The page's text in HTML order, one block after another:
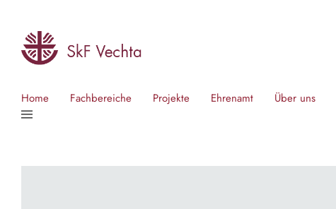
Home Fachbereiche Projekte Ehrenamt Über uns